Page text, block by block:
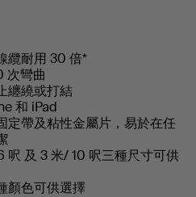
纜耐用 30 倍*
次彎曲
纏繞或打結
和 iPad
定帶及粘性金屬片，易於在任
呎 及 3 米/ 10 呎三種尺寸可供
顏色可供選擇